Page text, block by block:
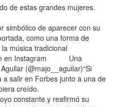
de estas grandes mujeres.
simbólico de aparecer con su
como una forma de
música tradicional
en Instagram Una
(@majo__aguilar)“Si
salir en Forbes junto a una de
creído.
constante y reafirmó su